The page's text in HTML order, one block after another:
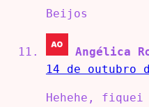
Beijos
Angélica
14 de outubro
Hehehe,